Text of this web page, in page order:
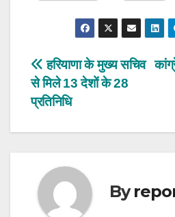
Post
navigation
हरियाणा के मुख्य सचिव
से मिले 13 देशों के 28
प्रतिनिधि
By